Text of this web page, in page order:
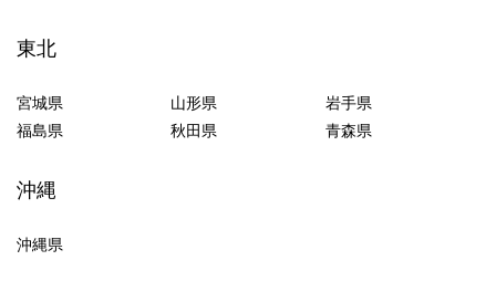
東北
宮城県 山形県
岩手県
福島県
秋田県 青森県
沖縄
沖縄県